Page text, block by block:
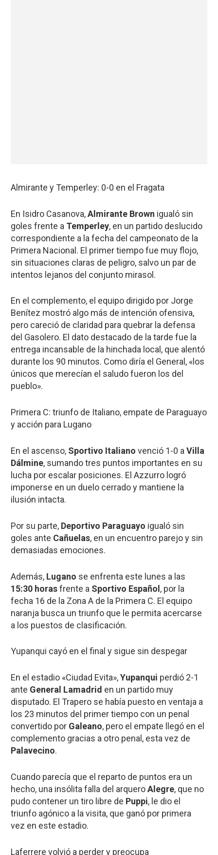
Almirante y Temperley: 0-0 en el Fragata
En Isidro Casanova,Almirante Brown igualó sin
goles frente a Temperley, en un partido deslucido
correspondiente a la fecha del campeonato de la
Primera Nacional. El primer tiempo fue muy flojo,
sin situaciones claras de peligro, salvo un par de
intentos lejanos del conjunto mirasol.
En el complemento, el equipo dirigido por Jorge
Benítez mostró algo más de intención ofensiva,
pero careció de claridad para quebrar la defensa
del Gasolero. El dato destacado de la tarde fue la
entrega incansable de la hinchada local, que alentó
durante los 90 minutos. Como diría el General, «los
únicos que merecían el saludo fueron los del
pueblo».
Primera C: triunfo de Italiano, empate de Paraguayo
y acción para Lugano
En el ascenso, Sportivo Italiano venció 1-0 aVilla
Dálmine, sumando tres puntos importantes en su
lucha por escalar posiciones. El Azzurro logró
imponerse en un duelo cerrado y mantiene la
ilusión intacta.
Por su parte, Deportivo Paraguayo igualó sin
goles ante Cañuelas, en un encuentro parejo y sin
demasiadas emociones.
Además, Lugano se enfrenta este lunes a las
15:30 horasfrente a Sportivo Español, por la
fecha 16 de la Zona A de la Primera C. El equipo
naranja busca un triunfo que le permita acercarse
a los puestos de clasificación.
Yupanqui cayó en el final y sigue sin despegar
En el estadio «Ciudad Evita»,Yupanqui perdió 2-1
ante General Lamadrid en un partido muy
disputado. El Trapero se había puesto en ventaja a
los 23 minutos del primer tiempo con un penal
convertido por Galeano, pero el empate llegó en el
complemento gracias a otro penal, esta vez de
Palavecino.
Cuando parecía que el reparto de puntos era un
hecho, una insólita falla del arqueroAlegre, que no
pudo contener un tiro libre de Puppi, le dio el
triunfo agónico a la visita, que ganó por primera
vez en este estadio.
Laferrere volvió a perder y preocupa